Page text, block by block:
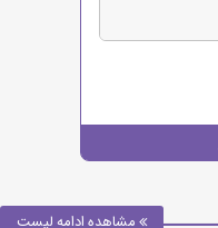
مشاهده ادامه لیست